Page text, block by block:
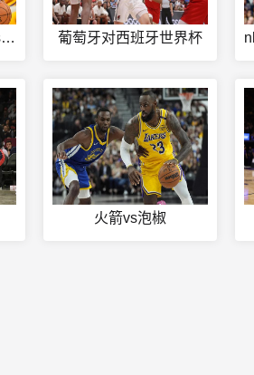
东部nba季后赛骑士vs凯尔特人 葡萄牙对西班牙世界杯
火箭vs泡椒